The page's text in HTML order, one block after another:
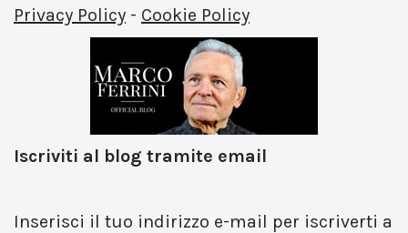
Privacy Policy - Cookie Policy
Iscriviti al blog tramite email
Inserisci il tuo indirizzo e-mail per iscriverti a